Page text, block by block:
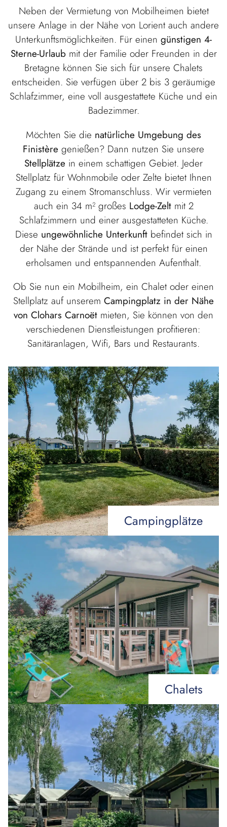
Neben der Vermietung von Mobilheimen bietet
unsere Anlage in der Nähe von Lorient auch andere
Unterkunftsmöglichkeiten. Für einen günstigen 4-
Sterne-Urlaubmit der Familie oder Freunden in der
Bretagne können Sie sich für unsere Chalets
entscheiden. Sie verfügen über 2 bis 3 geräumige
Schlafzimmer, eine voll ausgestattete Küche und ein
Badezimmer.
Möchten Sie die natürliche Umgebung des
Finistère genießen? Dann nutzen Sie unsere
Stellplätze in einem schattigen Gebiet. Jeder
Stellplatz für Wohnmobile oder Zelte bietet Ihnen
Zugang zu einem Stromanschluss. Wir vermieten
auch ein 34 m² großes Lodge-Zeltmit 2
Schlafzimmern und einer ausgestatteten Küche.
Diese ungewöhnliche Unterkunftbefindet sich in
der Nähe der Strände und ist perfekt für einen
erholsamen und entspannenden Aufenthalt.
Ob Sie nun ein Mobilheim, ein Chalet oder einen
Stellplatz auf unserem Campingplatz in der Nähe
von Clohars Carnoët mieten, Sie können von den
verschiedenen Dienstleistungen profitieren:
Sanitäranlagen, Wifi, Bars und Restaurants.
Campingplätze
Chalets